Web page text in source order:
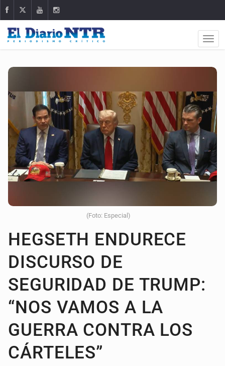
(Foto: Especial)
HEGSETH ENDURECE
DISCURSO DE
SEGURIDAD DE TRUMP:
“NOS VAMOS A LA
GUERRA CONTRA LOS
CÁRTELES”